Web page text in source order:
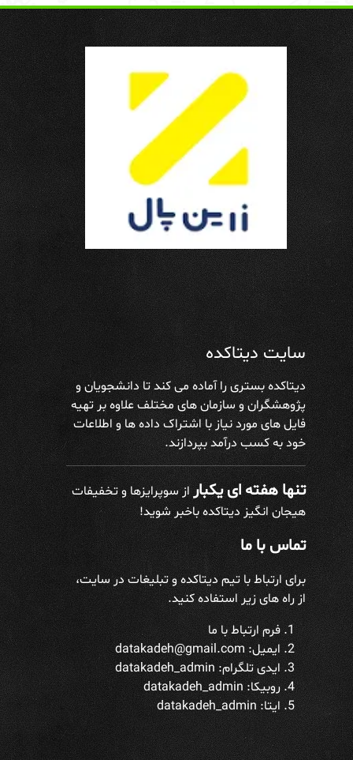
سایت دیتاکده
دیتاکده بستری را آماده می کند تا دانشجویان و
پژوهشگران و سازمان های مختلف علاوه بر تهیه
فایل های مورد نیاز با اشتراک داده ها و اطلاعات
خود به کسب درآمد بپردازند.
تنها هفته ای یکباراز سوپرایزها و تخفیفات
هیجان انگیز دیتاکده باخبر شوید!
تماس با ما
برای ارتباط با تیم دیتاکده و تبلیغات در سایت،
از راه های زیر استفاده کنید.
فرم ارتباط با ما
ایمیل: datakadeh@gmail.com
ایدی تلگرام:datakadeh_admin
روبیکا: datakadeh_admin
ایتا: datakadeh_admin